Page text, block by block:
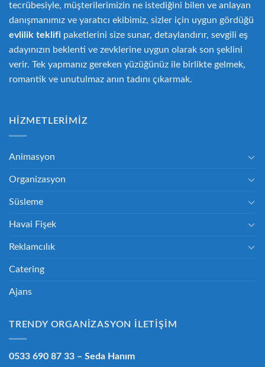
tecrübesiyle, müşterilerimizin ne istediğini bilen ve anlayan
danışmanımız ve yaratıcı ekibimiz, sizler için uygun gördüğü
evlilik teklifi paketlerini size sunar, detaylandırır, sevgili eş
adayınızın beklenti ve zevklerine uygun olarak son şeklini
verir. Tek yapmanız gereken yüzüğünüz ile birlikte gelmek,
romantik ve unutulmaz anın tadını çıkarmak.
HIZMETLERIMIZ
Animasyon
Organizasyon
Süsleme
Havai Fişek
Reklamcılık
Catering
Ajans
TRENDY ORGANIZASYON İLETIŞIM
0533 690 87 33 – Seda Hanım